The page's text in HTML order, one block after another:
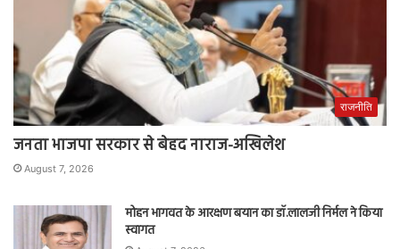
राजनीति
जनता भाजपा सरकार से बेहद नाराज-अखिलेश
August 7, 2026
मोहन भागवत के आरक्षण बयान का डॉ.लालजी निर्मल ने किया
स्वागत